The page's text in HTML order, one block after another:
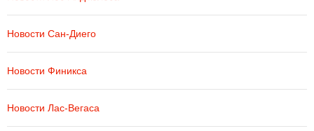
Новости Сан-Диего
Новости Финикса
Новости Лас-Вегаса